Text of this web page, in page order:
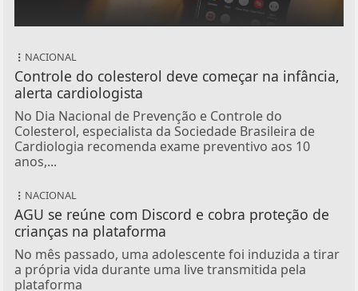
NACIONAL
Controle do colesterol deve começar na infância,
alerta cardiologista
No Dia Nacional de Prevenção e Controle do
Colesterol, especialista da Sociedade Brasileira de
Cardiologia recomenda exame preventivo aos 10
anos,...
NACIONAL
AGU se reúne com Discord e cobra proteção de
crianças na plataforma
No mês passado, uma adolescente foi induzida a tirar
a própria vida durante uma live transmitida pela
plataforma